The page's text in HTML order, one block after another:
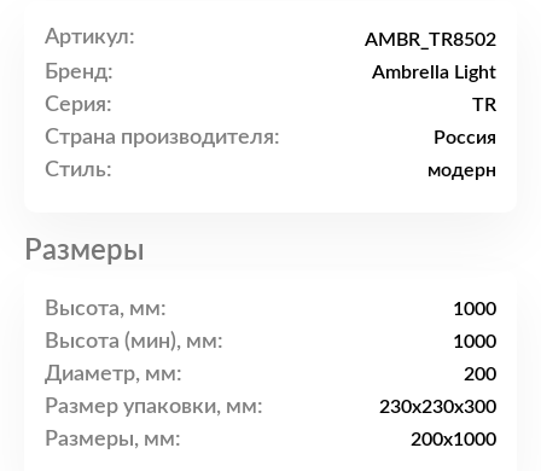
Артикул: AMBR_TR8502
Бренд: Ambrella Light
Серия: TR
Страна производителя: Россия
Стиль: модерн
Размеры
Высота, мм: 1000
Высота (мин), мм: 1000
Диаметр, мм: 200
Размер упаковки, мм: 230x230x300
Размеры, мм: 200x1000